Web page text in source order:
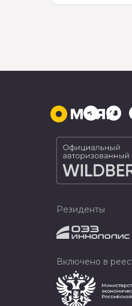
Резиденты
Включено в